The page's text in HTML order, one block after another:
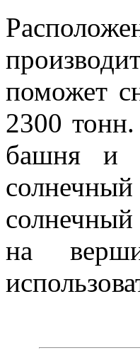
поможет
2300
башня и
солнечный
на